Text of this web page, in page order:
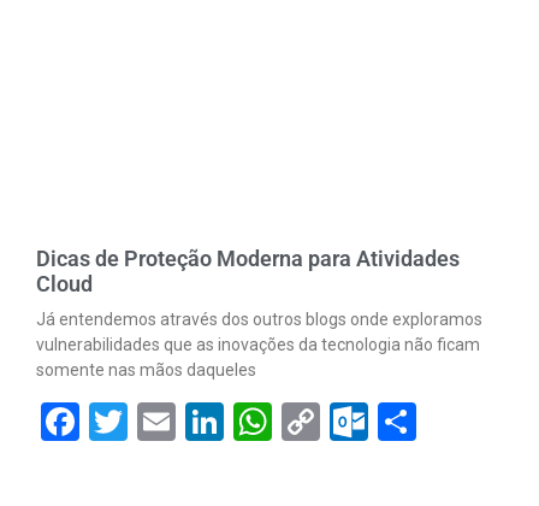
Dicas de Proteção Moderna para Atividades
Cloud
Já entendemos através dos outros blogs onde exploramos
vulnerabilidades que as inovações da tecnologia não ficam
somente nas mãos daqueles
Facebook
Twitter
EmailLinkedIn
WhatsApp
Copy